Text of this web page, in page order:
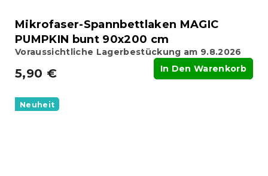
Mikrofaser-Spannbettlaken MAGIC
PUMPKIN bunt 90x200 cm
Voraussichtliche Lagerbestückung am 9.8.2026
5,90 € In Den Warenkorb
Neuheit